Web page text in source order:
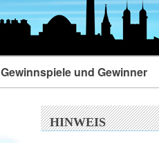
Gewinnspiele und Gewinner
HINWEIS